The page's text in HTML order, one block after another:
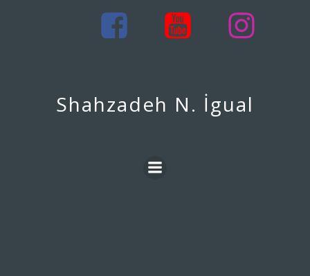
geç
Shahzadeh N. İgual